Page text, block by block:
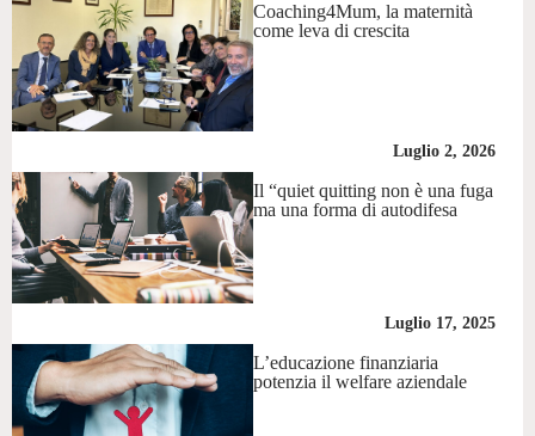
Coaching4Mum, la maternità
come leva di crescita
Luglio 2, 2026
Il “quiet quitting non è una fuga
ma una forma di autodifesa
Luglio 17, 2025
L’educazione finanziaria
potenzia il welfare aziendale